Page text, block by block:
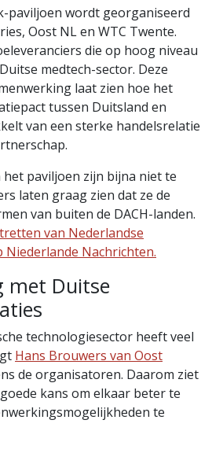
paviljoen wordt georganiseerd
Oost NL en WTC Twente.
die op hoog niveau
medtech-sector. Deze
laat zien hoe het
tussen Duitsland en
van een sterke handelsrelatie
paviljoen zijn bijna niet te
laten graag zien dat ze de
van buiten de DACH-landen.
van Nederlandse
Niederlande Nachrichten.
met Duitse
technologiesector heeft veel
Hans Brouwers van Oost
de organisatoren. Daarom ziet
kans om elkaar beter te
te